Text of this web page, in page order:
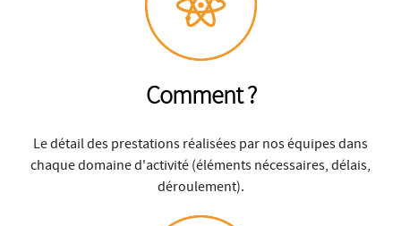
Comment ?
Le détail des prestations réalisées par nos équipes dans
chaque domaine d'activité (éléments nécessaires, délais,
déroulement).